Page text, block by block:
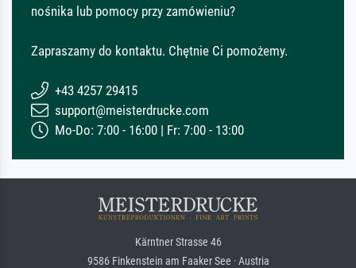
nośnika lub pomocy przy zamówieniu?
Zapraszamy do kontaktu. Chętnie Ci pomożemy.
+43 4257 29415
support@meisterdrucke.com
Mo-Do: 7:00 - 16:00 | Fr: 7:00 - 13:00
Kärntner Strasse 46
9586 Finkenstein am Faaker See · Austria